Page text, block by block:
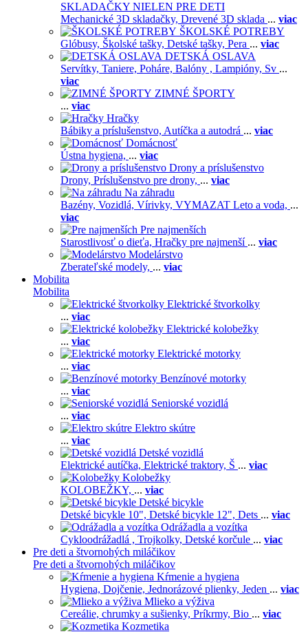
SKLADAČKY NIELEN PRE DETI
Mechanické 3D skladačky, Drevené 3D sklada ... viac
ŠKOLSKÉ POTREBY
Glóbusy, Školské tašky, Detské tašky, Pera ... viac
DETSKÁ OSLAVA
Servítky, Taniere, Poháre, Balóny , Lampióny, Sv ...
viac
ZIMNÉ ŠPORTY
... viac
Hračky
Bábiky a príslušenstvo, Autíčka a autodrá ... viac
Domácnosť
Ústna hygiena, ... viac
Drony a príslušenstvo
Drony, Príslušenstvo pre drony, ... viac
Na záhradu
Bazény, Vozidlá, Vírivky, VYMAZAT Leto a voda, ...
viac
Pre najmenších
Starostlivosť o dieťa, Hračky pre najmenší ... viac
Modelárstvo
Zberateľské modely, ... viac
Mobilita
Mobilita
Elektrické štvorkolky
... viac
Elektrické kolobežky
... viac
Elektrické motorky
... viac
Benzínové motorky
... viac
Seniorské vozidlá
... viac
Elektro skútre
... viac
Detské vozidlá
Elektrické autíčka, Elektrické traktory, Š ... viac
Kolobežky
KOLOBEŽKY, ... viac
Detské bicykle
Detské bicykle 10", Detské bicykle 12", Dets ... viac
Odrážadla a vozítka
Cykloodrážadlá , Trojkolky, Detské korčule ... viac
Pre deti a štvornohých miláčikov
Pre deti a štvornohých miláčikov
Kŕmenie a hygiena
Hygiena, Dojčenie, Jednorázové plienky, Jeden ... viac
Mlieko a výživa
Cereálie, chrumky a sušienky, Príkrmy, Bio ... viac
Kozmetika